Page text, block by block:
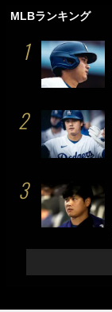
MLBランキング